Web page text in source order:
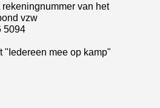
van het
vzw
5094
"Iedereen mee op kamp"